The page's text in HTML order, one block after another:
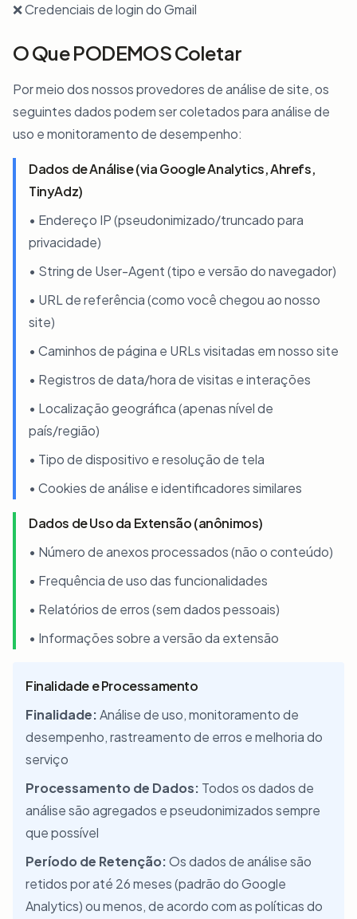
❌ Credenciais de login do Gmail
O Que PODEMOS Coletar
Por meio dos nossos provedores de análise de site, os
seguintes dados podem ser coletados para análise de
uso e monitoramento de desempenho:
Dados de Análise (via Google Analytics, Ahrefs,
TinyAdz)
• Endereço IP (pseudonimizado/truncado para
privacidade)
• String de User-Agent (tipo e versão do navegador)
• URL de referência (como você chegou ao nosso
site)
• Caminhos de página e URLs visitadas em nosso site
• Registros de data/hora de visitas e interações
• Localização geográfica (apenas nível de
país/região)
• Tipo de dispositivo e resolução de tela
• Cookies de análise e identificadores similares
Dados de Uso da Extensão (anônimos)
• Número de anexos processados (não o conteúdo)
• Frequência de uso das funcionalidades
• Relatórios de erros (sem dados pessoais)
• Informações sobre a versão da extensão
Finalidade e Processamento
Finalidade:Análise de uso, monitoramento de
desempenho, rastreamento de erros e melhoria do
serviço
Processamento de Dados: Todos os dados de
análise são agregados e pseudonimizados sempre
que possível
Período de Retenção:Os dados de análise são
retidos por até 26 meses (padrão do Google
Analytics) ou menos, de acordo com as políticas do